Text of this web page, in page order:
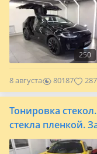
250
8 августа 80187 287
Тонировка
стекла пленкой.